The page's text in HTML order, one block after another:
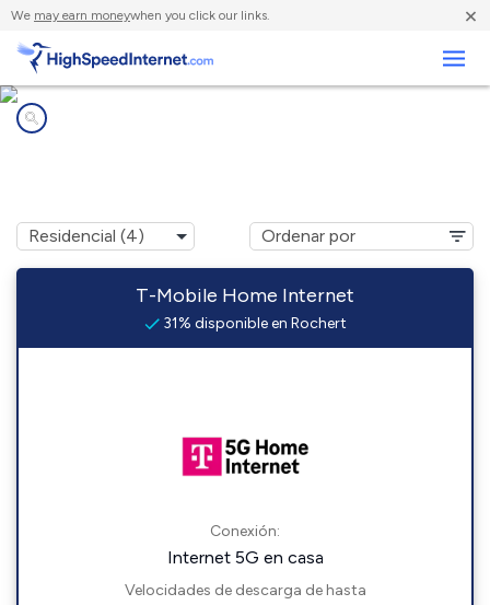
We may earn moneywhen you click our links. ×
T-Mobile Home Internet
31% disponible en Rochert
Conexión:
Internet 5G en casa
Velocidades de descarga de hasta